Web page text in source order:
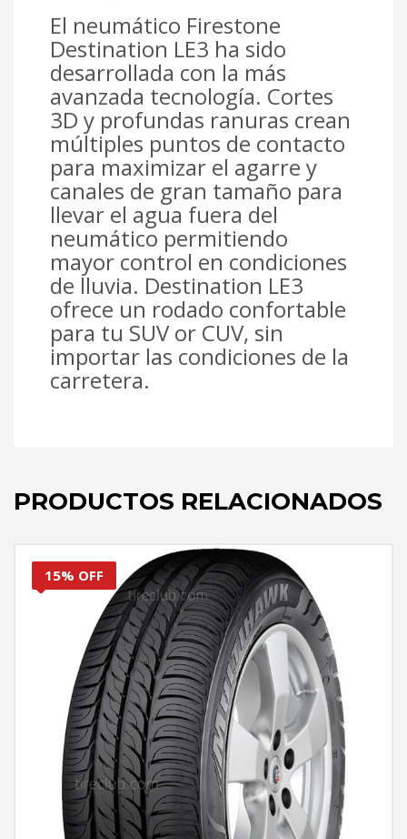
El neumático Firestone
Destination LE3 ha sido
desarrollada con la más
avanzada tecnología. Cortes
3D y profundas ranuras crean
múltiples puntos de contacto
para maximizar el agarre y
canales de gran tamaño para
llevar el agua fuera del
neumático permitiendo
mayor control en condiciones
de lluvia. Destination LE3
ofrece un rodado confortable
para tu SUV or CUV, sin
importar las condiciones de la
carretera.
PRODUCTOS RELACIONADOS
15% OFF